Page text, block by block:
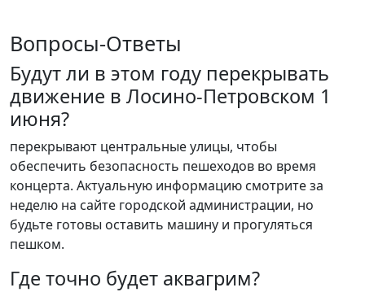
Вопросы-Ответы
Будут ли в этом году перекрывать
движение в Лосино-Петровском 1
июня?
перекрывают центральные улицы, чтобы
обеспечить безопасность пешеходов во время
концерта. Актуальную информацию смотрите за
неделю на сайте городской администрации, но
будьте готовы оставить машину и прогуляться
пешком.
Где точно будет аквагрим?